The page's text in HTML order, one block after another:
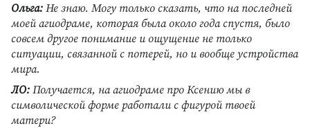
Ольга: Не знаю. Могу только сказать, что на последней
моей агиодраме, которая была около года спустя, было
совсем другое понимание и ощущение не только
ситуации, связанной с потерей, но и вообще устройства
мира.
ЛО: Получается, на агиодраме про Ксению мы в
символической форме работали с фигурой твоей
матери?